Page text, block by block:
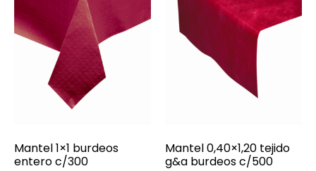
Mantel 1×1 burdeos
entero c/300
Mantel 0,40×1,20 tejido
g&a burdeos c/500